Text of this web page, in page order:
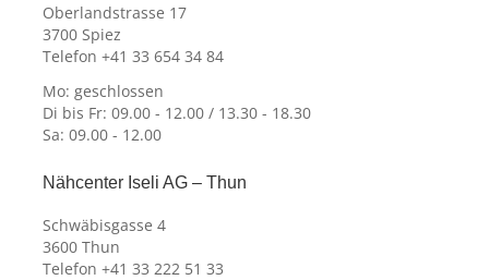
Oberlandstrasse 17
3700 Spiez
Telefon +41 33 654 34 84
Mo: geschlossen
Di bis Fr: 09.00 - 12.00 / 13.30 - 18.30
Sa: 09.00 - 12.00
Nähcenter Iseli AG – Thun
Schwäbisgasse 4
3600 Thun
Telefon +41 33 222 51 33